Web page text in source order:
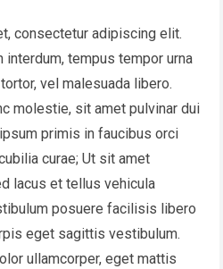
consectetur adipiscing elit.
interdum, tempus tempor urna
vel malesuada libero.
molestie, sit amet pulvinar dui
primis in faucibus orci
curae; Ut sit amet
lacus et tellus vehicula
posuere facilisis libero
eget sagittis vestibulum.
ullamcorper, eget mattis